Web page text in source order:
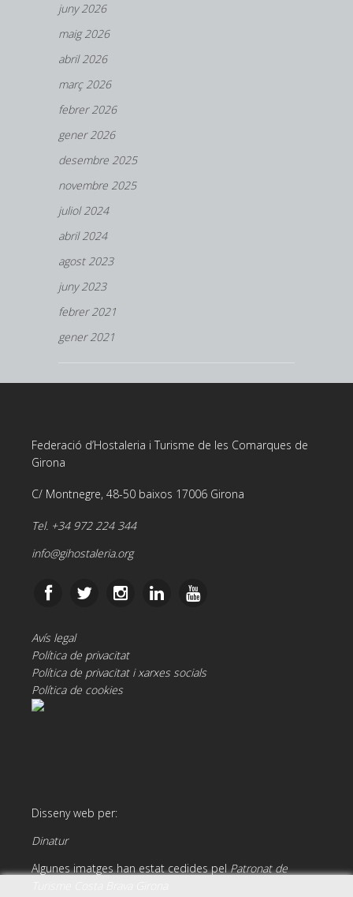
juny 2026
maig 2026
abril 2026
març 2026
febrer 2026
gener 2026
desembre 2025
novembre 2025
juliol 2024
abril 2024
agost 2023
juny 2023
febrer 2021
gener 2021
Federació d’Hostaleria i Turisme de les Comarques de
Girona
C/ Montnegre, 48-50 baixos 17006 Girona
Tel. +34 972 224 344
info@gihostaleria.org
Avís legal
Política de privacitat
Política de privacitat i xarxes socials
Política de cookies
Disseny web per:
Dinatur
Algunes imatges han estat cedides pelPatronat de